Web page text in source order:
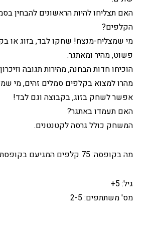
האם תצליחו להיות הראשונים להבחין
הקלפים?
מי שמצליח-מנצח! שחקו לבד, בזוג או
פשוט, מהיר ומאתגר.
הוכיחו חדות הבחנה, מהירות תגובה
מהרו למצוא בקלפים סמלים זהים, מי
אפשר לשחק בזוג, בקבוצה וגם לבד!
האם תעמדו באתגר?
המשחק כולל גרסה לקטנטנים.
מה בקופסה: 75 קלפים המגיעם בקופסת פח.
גיל: 5+
מס' משתתפים: 2-5